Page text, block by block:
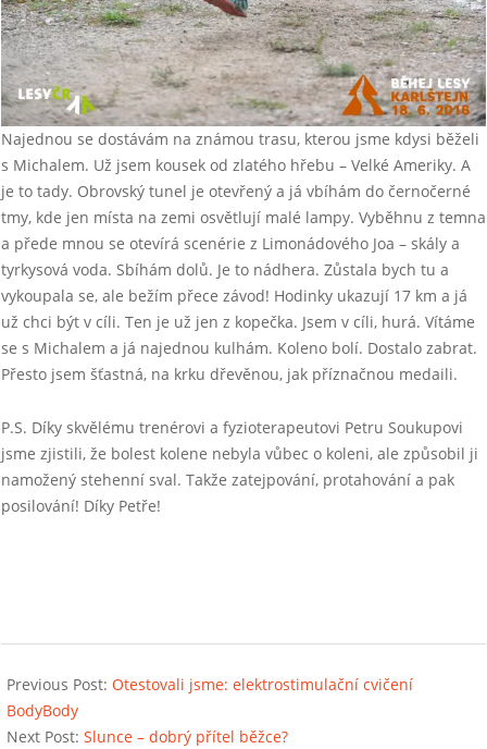
Najednou se dostávám na známou trasu, kterou jsme kdysi běželi
s Michalem. Už jsem kousek od zlatého hřebu – Velké Ameriky. A
je to tady. Obrovský tunel je otevřený a já vbíhám do černočerné
tmy, kde jen místa na zemi osvětlují malé lampy. Vyběhnu z temna
a přede mnou se otevírá scenérie z Limonádového Joa – skály a
tyrkysová voda. Sbíhám dolů. Je to nádhera. Zůstala bych tu a
vykoupala se, ale bežím přece závod! Hodinky ukazují 17 km a já
už chci být v cíli. Ten je už jen z kopečka. Jsem v cíli, hurá. Vítáme
se s Michalem a já najednou kulhám. Koleno bolí. Dostalo zabrat.
Přesto jsem šťastná, na krku dřevěnou, jak příznačnou medaili.
P.S. Díky skvělému trenérovi a fyzioterapeutovi Petru Soukupovi
jsme zjistili, že bolest kolene nebyla vůbec o koleni, ale způsobil ji
namožený stehenní sval. Takže zatejpování, protahování a pak
posilování! Díky Petře!
06-
22
Previous Post: Otestovali jsme: elektrostimulační cvičení
BodyBody
Next Post: Slunce – dobrý přítel běžce?